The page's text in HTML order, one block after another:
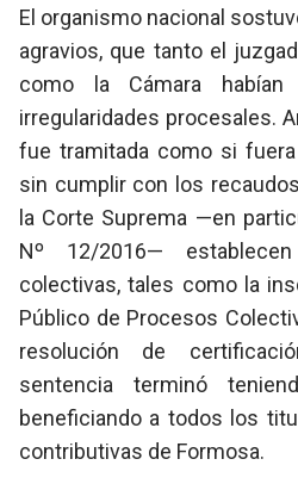
El organismo nacional
agravios, que tanto el
como la Cámara
irregularidades procesales.
fue tramitada como si
sin cumplir con los
la Corte Suprema —en
Nº 12/2016—
colectivas, tales como la
Público de Procesos
resolución de
sentencia terminó
beneficiando a todos los
contributivas de Formosa.